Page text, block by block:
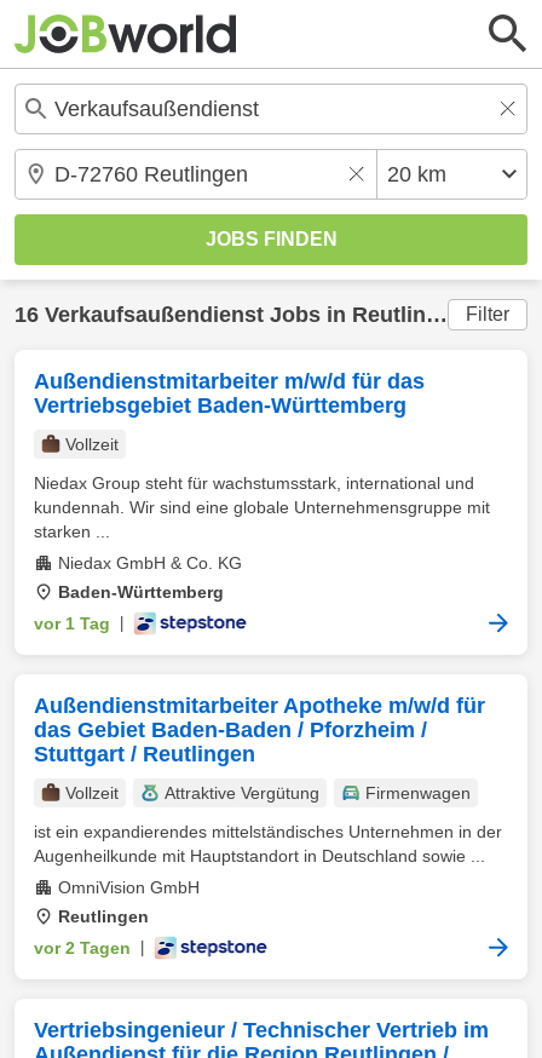
16 Verkaufsaußendienst Jobs in Reutlingen (20
Filter
Außendienstmitarbeiter m/w/d für das
Vertriebsgebiet Baden-Württemberg
Vollzeit
Niedax Group steht für wachstumsstark, international und
kundennah. Wir sind eine globale Unternehmensgruppe mit
starken ...
Niedax GmbH & Co. KG
Baden-Württemberg
vor 1 Tag
Außendienstmitarbeiter Apotheke m/w/d für
das Gebiet Baden-Baden / Pforzheim /
Stuttgart / Reutlingen
Vollzeit Attraktive Vergütung
Firmenwagen
ist ein expandierendes mittelständisches Unternehmen in der
Augenheilkunde mit Hauptstandort in Deutschland sowie ...
OmniVision GmbH
Reutlingen
vor 2 Tagen
Vertriebsingenieur / Technischer Vertrieb im